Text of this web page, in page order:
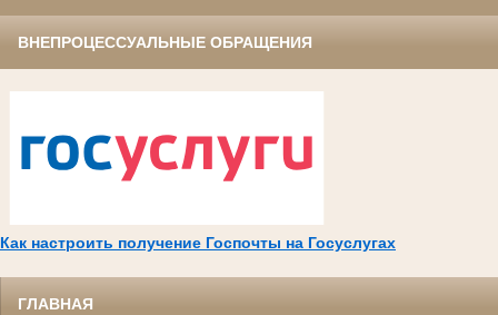
ВНЕПРОЦЕССУАЛЬНЫЕ ОБРАЩЕНИЯ
Как настроить получение Госпочты на Госуслугах
ГЛАВНАЯ